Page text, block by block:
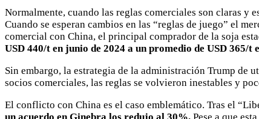
Normalmente, cuando las reglas comerciales son claras y
Cuando se esperan cambios en las “reglas de juego” el
comercial con China, el principal comprador de la soja
USD 440/t en junio de 2024 a un promedio de USD 365/t
Sin embargo, la estrategia de la administración Trump de
socios comerciales, las reglas se volvieron inestables y
El conflicto con China es el caso emblemático. Tras el